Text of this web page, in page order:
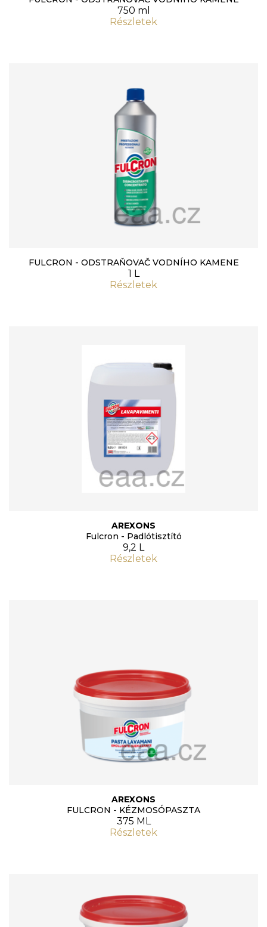
750 ml
Részletek
FULCRON - ODSTRAŇOVAČ VODNÍHO KAMENE
1 L
Részletek
AREXONS
Fulcron - Padlótisztító
9,2 L
Részletek
AREXONS
FULCRON - KÉZMOSÓPASZTA
375 ML
Részletek